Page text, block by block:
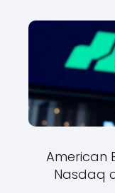
American
Nasdaq